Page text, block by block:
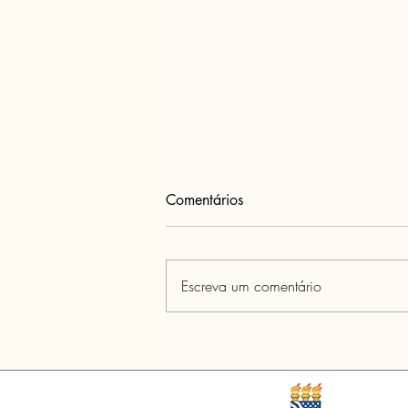
Prof. Dr. Miguel Altieri
Comentários
Escreva um comentário